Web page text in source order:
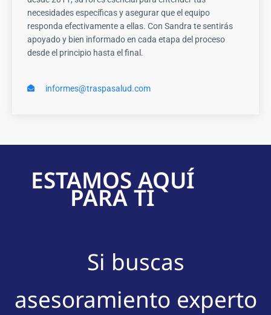
necesidades específicas y asegurar que el equipo
responda efectivamente a ellas. Con Sandra te sentirás
apoyado y bien informado en cada etapa del proceso
desde el principio hasta el final.
informes@traspasalud.com
ESTAMOS AQUÍ
PARA TI
Si buscas
asesoramiento experto